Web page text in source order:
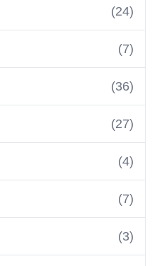
(24)
(7)
(36)
(27)
(4)
(7)
(3)